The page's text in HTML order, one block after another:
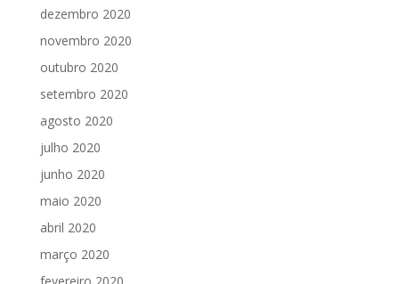
dezembro 2020
novembro 2020
outubro 2020
setembro 2020
agosto 2020
julho 2020
junho 2020
maio 2020
abril 2020
março 2020